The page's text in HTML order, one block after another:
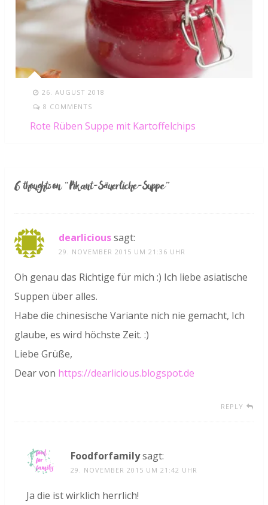
26. AUGUST 2018
8 COMMENTS
Rote Rüben Suppe mit Kartoffelchips
6 thoughts on “Pikant-Säuerliche-Suppe”
dearlicioussagt:
29. NOVEMBER 2015 UM 21:36 UHR
Oh genau das Richtige für mich :) Ich liebe asiatische
Suppen über alles.
Habe die chinesische Variante nich nie gemacht, Ich
glaube, es wird höchste Zeit. :)
Liebe Grüße,
Dear von https://dearlicious.blogspot.de
REPLY
Foodforfamilysagt:
29. NOVEMBER 2015 UM 21:42 UHR
Ja die ist wirklich herrlich!